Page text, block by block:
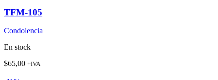
TFM-105
Condolencia
En stock
$65,00 +IVA